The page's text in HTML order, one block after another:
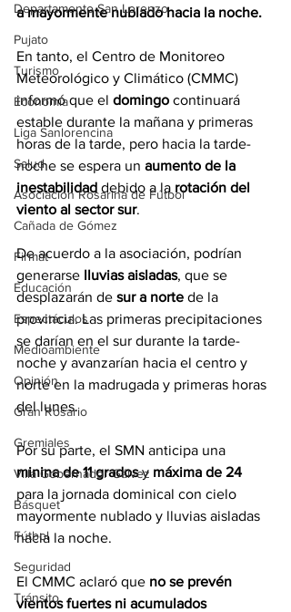
Departamento San Lorenzo
Pujato
Turismo
Economía
Liga Sanlorencina
Salud
Asociación Rosarina de Fútbol
Cañada de Gómez
Firmat
Educación
Espectáculos
Medioambiente
Opinión
Gran Rosario
Gremiales
Villa Gobernador Gálvez
Básquet
Fútbol
Seguridad
Tránsito
a mayormente nublado hacia la noche.
En tanto, el Centro de Monitoreo
Meteorológico y Climático (CMMC)
informó que el domingo continuará
estable durante la mañana y primeras
horas de la tarde, pero hacia la tarde-
noche se espera un aumento de la
inestabilidad debido a la rotación del
viento al sector sur.
De acuerdo a la asociación, podrían
generarse lluvias aisladas, que se
desplazarán de sur a norte de la
provincia. Las primeras precipitaciones
se darían en el sur durante la tarde-
noche y avanzarían hacia el centro y
norte en la madrugada y primeras horas
del lunes.
Por su parte, el SMN anticipa una
minina de 11 grados y máxima de 24
para la jornada dominical con cielo
mayormente nublado y lluvias aisladas
hacia la noche.
El CMMC aclaró que no se prevén
vientos fuertes ni acumulados